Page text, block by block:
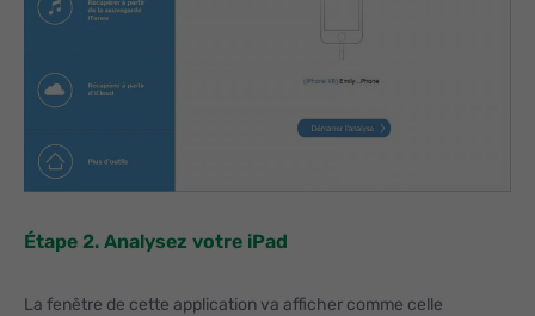
Étape 2. Analysez votre iPad
La fenêtre de cette application va afficher comme celle